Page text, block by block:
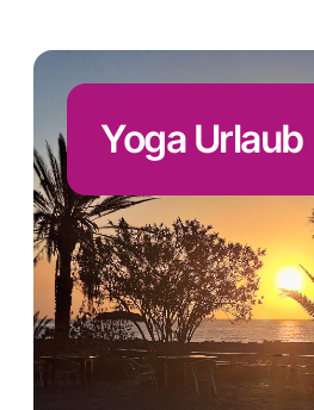
Yoga Urlaub